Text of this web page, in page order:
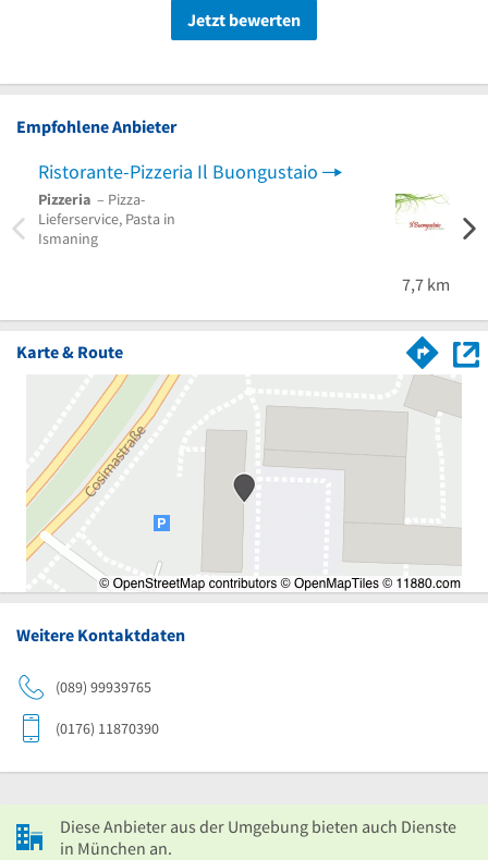
Jetzt bewerten
Empfohlene Anbieter
Ristorante-Pizzeria Il Buongustaio
Pizzeria – Pizza-
Lieferservice, Pasta in
Ismaning
7,7 km
Karte & Route
Weitere Kontaktdaten
(089) 99939765
(0176) 11870390
Diese Anbieter aus der Umgebung bieten auch Dienste
in München an.